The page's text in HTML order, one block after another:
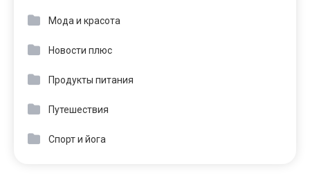
Мода и красота
Новости плюс
Продукты питания
Путешествия
Спорт и йога